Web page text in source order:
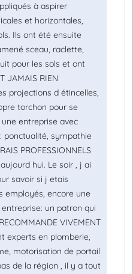
à aspirer
et horizontales,
Ils ont été ensuite
sceau, raclette,
pour les sols et ont
JAMAIS RIEN
projections d étincelles,
torchon pour se
entreprise avec
ponctualité, sympathie
PROFESSIONNELS
hui. Le soir , j ai
savoir si j etais
employés, encore une
un patron qui
VIVEMENT
experts en plomberie,
motorisation de portail
de la région , il y a tout